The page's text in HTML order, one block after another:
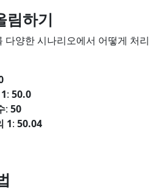
림하기
다양한 시나리오에서 어떻게 처리
: 50.0
: 50
1: 50.04